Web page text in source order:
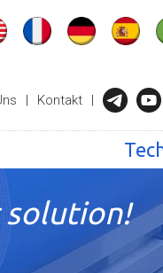
| Kontakt |